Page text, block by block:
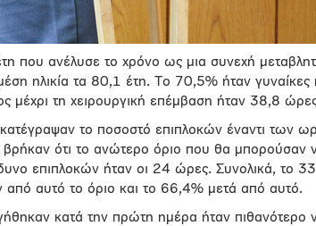
που ανέλυσε το χρόνο ως μια συνεχή
ηλικία τα 80,1 έτη. Το 70,5% ήταν γυναίκες
μέχρι τη χειρουργική επέμβαση ήταν 38,8
το ποσοστό επιπλοκών έναντι των
ότι το ανώτερο όριο που θα μπορούσαν
επιπλοκών ήταν οι 24 ώρες. Συνολικά, το
από αυτό το όριο και το 66,4% μετά από αυτό.
κατά την πρώτη ημέρα ήταν πιθανότερο